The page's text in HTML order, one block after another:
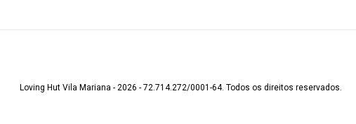
Loving Hut Vila Mariana - 2026 - 72.714.272/0001-64. Todos os direitos reservados.